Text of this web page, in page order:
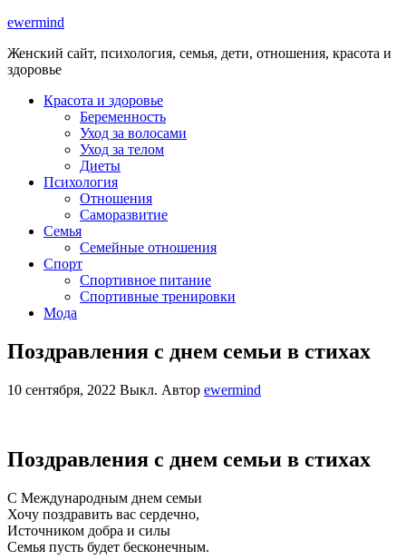
ewermind
Женский сайт, психология, семья, дети, отношения, красота и
здоровье
Красота и здоровье
Беременность
Уход за волосами
Уход за телом
Диеты
Психология
Отношения
Саморазвитие
Семья
Семейные отношения
Спорт
Спортивное питание
Спортивные тренировки
Мода
Поздравления с днем семьи в стихах
10 сентября, 2022 Выкл. Автор ewermind
Поздравления с днем семьи в стихах
С Международным днем семьи
Хочу поздравить вас сердечно,
Источником добра и силы
Семья пусть будет бесконечным.